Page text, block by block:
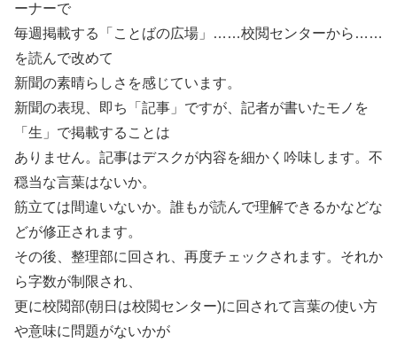
ーナーで
毎週掲載する「ことばの広場」……校閲センターから……
を読んで改めて
新聞の素晴らしさを感じています。
新聞の表現、即ち「記事」ですが、記者が書いたモノを
「生」で掲載することは
ありません。記事はデスクが内容を細かく吟味します。不
穏当な言葉はないか。
筋立ては間違いないか。誰もが読んで理解できるかなどな
どが修正されます。
その後、整理部に回され、再度チェックされます。それか
ら字数が制限され、
更に校閲部(朝日は校閲センター)に回されて言葉の使い方
や意味に問題がないかが